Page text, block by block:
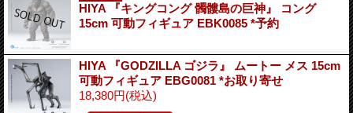
HIYA 『キングコング 髑髏島の巨神』 コング
15cm 可動フィギュア EBK0085 *予約
HIYA 『GODZILLA ゴジラ』 ムートー メス 15cm
可動フィギュア EBG0081 *お取り寄せ
18,380円(税込)